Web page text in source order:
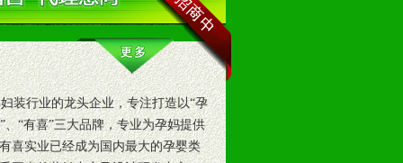
装行业的龙头企业，专注打造以“孕
、“有喜”三大品牌，专业为孕妈提供
喜实业已经成为国内最大的孕婴类